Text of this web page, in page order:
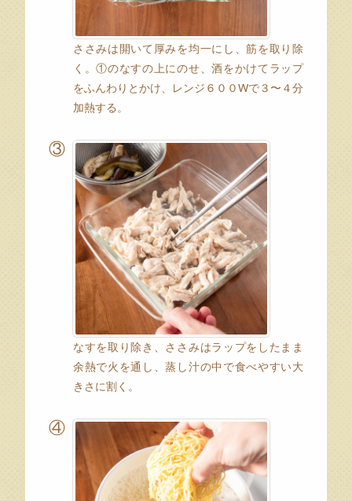
ささみは開いて厚みを均一にし、筋を取り除
く。①のなすの上にのせ、酒をかけてラップ
をふんわりとかけ、レンジ６００Wで３〜４分
加熱する。
③
なすを取り除き、ささみはラップをしたまま
余熱で火を通し、蒸し汁の中で食べやすい大
きさに割く。
④